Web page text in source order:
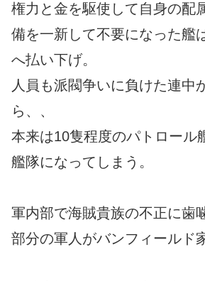
権力と金を駆使して自身の配
備を一新して不要になった艦
へ払い下げ。
人員も派閥争いに負けた連中
ら、、
本来は10隻程度のパトロール
艦隊になってしまう。
軍内部で海賊貴族の不正に歯
部分の軍人がバンフィールド